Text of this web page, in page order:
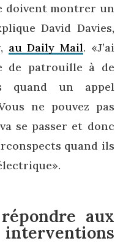
doivent montrer un
David Davies,
au Daily Mail. «J’ai
de patrouille à de
quand un appel
ne pouvez pas
se passer et donc
quand ils
aux